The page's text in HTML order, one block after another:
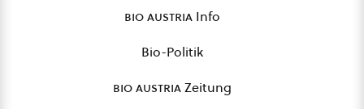
bio austria Info
Bio-Politik
bio austriaZeitung